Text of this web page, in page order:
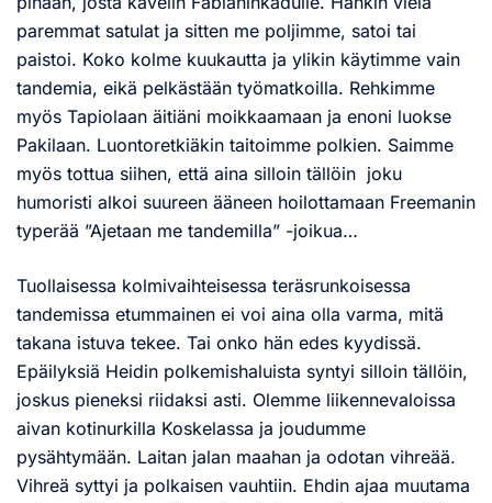
paremmat satulat ja sitten me poljimme, satoi tai
paistoi. Koko kolme kuukautta ja ylikin käytimme vain
tandemia, eikä pelkästään työmatkoilla. Rehkimme
myös Tapiolaan äitiäni moikkaamaan ja enoni luokse
Pakilaan. Luontoretkiäkin taitoimme polkien. Saimme
myös tottua siihen, että aina silloin tällöin joku
humoristi alkoi suureen ääneen hoilottamaan Freemanin
typerää ”Ajetaan me tandemilla” -joikua…
Tuollaisessa kolmivaihteisessa teräsrunkoisessa
tandemissa etummainen ei voi aina olla varma, mitä
takana istuva tekee. Tai onko hän edes kyydissä.
Epäilyksiä Heidin polkemishaluista syntyi silloin tällöin,
joskus pieneksi riidaksi asti. Olemme liikennevaloissa
aivan kotinurkilla Koskelassa ja joudumme
pysähtymään. Laitan jalan maahan ja odotan vihreää.
Vihreä syttyi ja polkaisen vauhtiin. Ehdin ajaa muutama